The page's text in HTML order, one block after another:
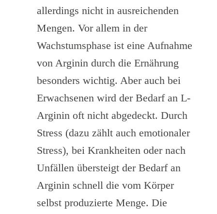
allerdings nicht in ausreichenden
Mengen. Vor allem in der
Wachstumsphase ist eine Aufnahme
von Arginin durch die Ernährung
besonders wichtig. Aber auch bei
Erwachsenen wird der Bedarf an L-
Arginin oft nicht abgedeckt. Durch
Stress (dazu zählt auch emotionaler
Stress), bei Krankheiten oder nach
Unfällen übersteigt der Bedarf an
Arginin schnell die vom Körper
selbst produzierte Menge. Die